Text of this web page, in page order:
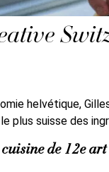
helvétique,
plus suisse des
de 12e art